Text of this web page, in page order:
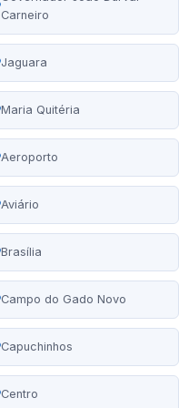
Carneiro
Jaguara
Maria Quitéria
Aeroporto
Aviário
Brasília
Campo do Gado Novo
Capuchinhos
Centro